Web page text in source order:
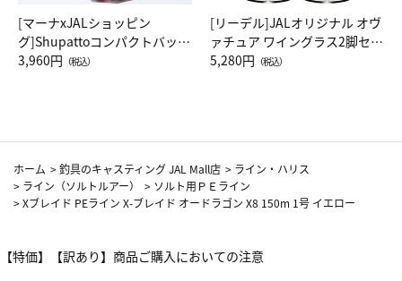
[マーナxJALショッピン
グ]Shupattoコンパクトバッグ
Drop JAL客室乗務員（LC）ス
3,960円 （税込）
[リーデル]JALオリジナル オヴ
ァチュア ワイングラス2脚セッ
ト（レッドワイン）
5,280円 （税込）
ホーム >釣具のキャスティング JAL Mall店 > ライン・ハリス
> ライン（ソルトルアー） > ソルト用ＰＥライン
>Xブレイド PEライン X-ブレイド オードラゴン X8 150m 1号 イエロー
【特価】【訳あり】商品ご購入においての注意